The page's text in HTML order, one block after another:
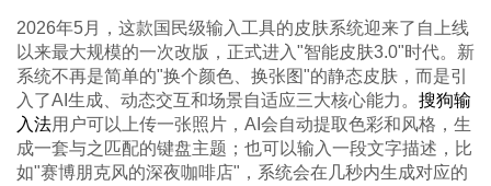
2026年5月，这款国民级输入工具的皮肤系统迎来了自上线
以来最大规模的一次改版，正式进入"智能皮肤3.0"时代。新
系统不再是简单的"换个颜色、换张图"的静态皮肤，而是引
入了AI生成、动态交互和场景自适应三大核心能力。 搜狗输
入法用户可以上传一张照片，AI会自动提取色彩和风格，生
成一套与之匹配的键盘主题；也可以输入一段文字描述，比
如"赛博朋克风的深夜咖啡店"，系统会在几秒内生成对应的